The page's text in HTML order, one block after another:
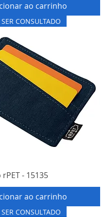
ao carrinho
CONSULTADO
- 15135
ao carrinho
CONSULTADO